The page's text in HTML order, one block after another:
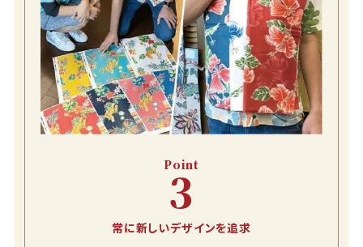
M
在庫切れ 店舗取り寄せ申請
L
在庫切れ 店舗取り寄せ申請
LL
在庫切れ 店舗取り寄せ申請
店舗取り寄せ申請
レッド
Point
3
常に新しいデザインを追求